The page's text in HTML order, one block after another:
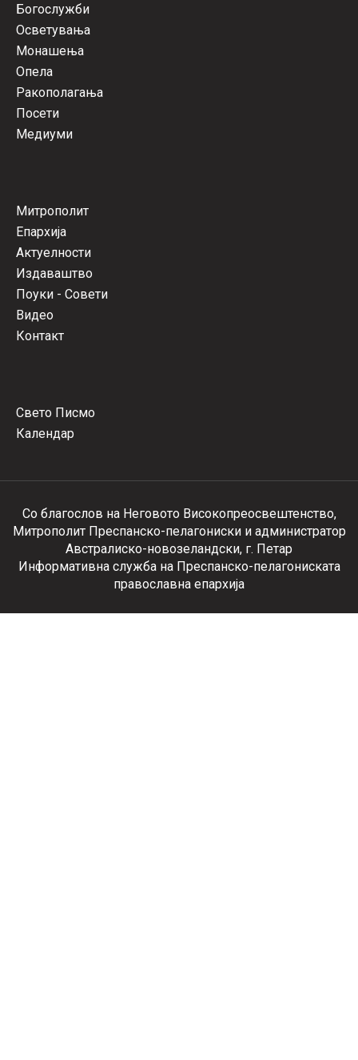
Богослужби
Осветувања
Монашења
Опела
Ракополагања
Посети
Медиуми
Митрополит
Епархија
Актуелности
Издаваштво
Поуки - Совети
Видео
Контакт
Свето Писмо
Календар
Со благослов на Неговото Високопреосвештенство,
Митрополит Преспанско-пелагониски и администратор
Австралиско-новозеландски, г. Петар
Информативна служба на Преспанско-пелагониската
православна епархија